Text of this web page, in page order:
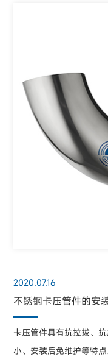
2020.07.16
不锈钢卡压管件的安
卡压管件具有抗拉拔、
小、安装后免维护等特